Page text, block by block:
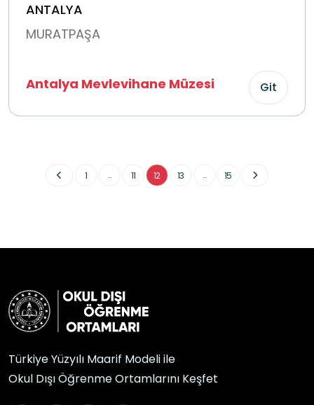
ANTALYA
MURATPAŞA
Antalya Mevlevihane Müzesi Git
1 ... 11 12 13 ... 15
Türkiye Yüzyılı Maarif Modeli ile
Okul Dışı Öğrenme Ortamlarını Keşfet